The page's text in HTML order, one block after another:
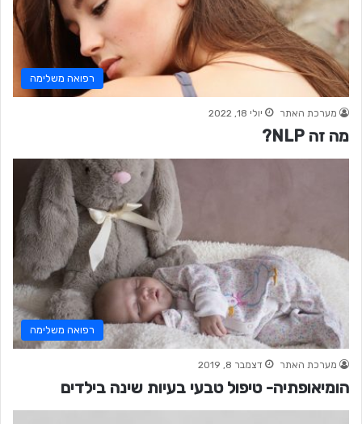
רפואה משלימה
מערכת האתר יולי 18, 2022
מה זה NLP?
רפואה משלימה
מערכת האתר דצמבר 8, 2019
הומיאופתיה- טיפול טבעי בעיות שינה בילדים